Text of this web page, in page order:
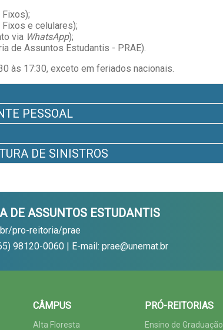
e celulares);
via WhatsApp);
de Assuntos Estudantis - PRAE).
às 17:30, exceto em feriados nacionais.
PESSOAL
DE SINISTROS
DE ASSUNTOS ESTUDANTIS
pro-reitoria/prae
98120-0060 | E-mail: prae@unemat.br
CÂMPUS
Alta Floresta
PRÓ-REITORIAS
Ensino de Graduação